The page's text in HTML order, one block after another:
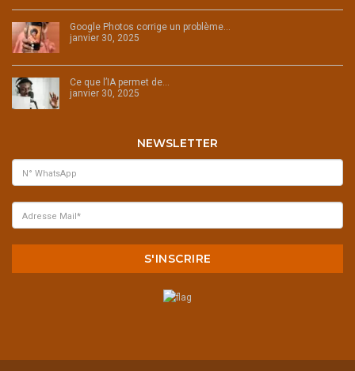
Google Photos corrige un problème…
janvier 30, 2025
Ce que l’IA permet de…
janvier 30, 2025
NEWSLETTER